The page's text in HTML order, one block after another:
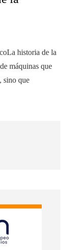
historia de la
máquinas que
sino que